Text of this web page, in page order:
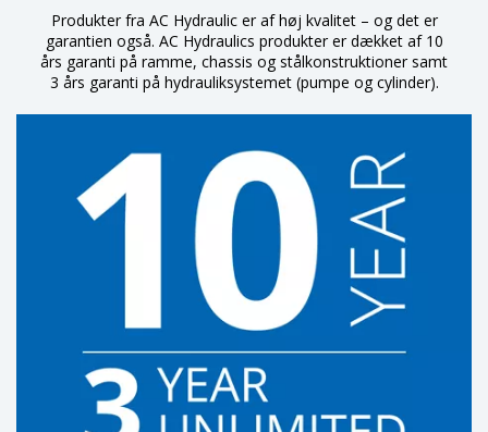
Produkter fra AC Hydraulic er af høj kvalitet – og det er
garantien også. AC Hydraulics produkter er dækket af 10
års garanti på ramme, chassis og stålkonstruktioner samt
3 års garanti på hydrauliksystemet (pumpe og cylinder).